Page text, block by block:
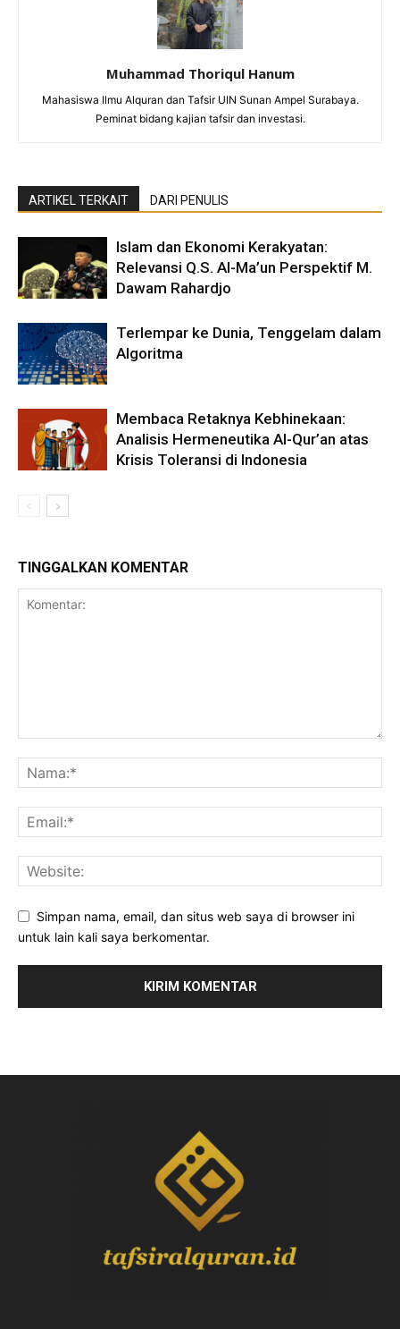
Muhammad Thoriqul Hanum
Mahasiswa Ilmu Alquran dan Tafsir UIN Sunan Ampel Surabaya.
Peminat bidang kajian tafsir dan investasi.
ARTIKEL TERKAIT DARI PENULIS
Islam dan Ekonomi Kerakyatan:
Relevansi Q.S. Al-Ma’un Perspektif M.
Dawam Rahardjo
Terlempar ke Dunia, Tenggelam dalam
Algoritma
Membaca Retaknya Kebhinekaan:
Analisis Hermeneutika Al-Qur’an atas
Krisis Toleransi di Indonesia
TINGGALKAN KOMENTAR
Simpan nama, email, dan situs web saya di browser ini
untuk lain kali saya berkomentar.